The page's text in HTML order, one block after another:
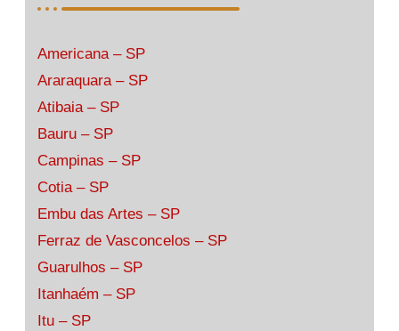
Americana – SP
Araraquara – SP
Atibaia – SP
Bauru – SP
Campinas – SP
Cotia – SP
Embu das Artes – SP
Ferraz de Vasconcelos – SP
Guarulhos – SP
Itanhaém – SP
Itu – SP